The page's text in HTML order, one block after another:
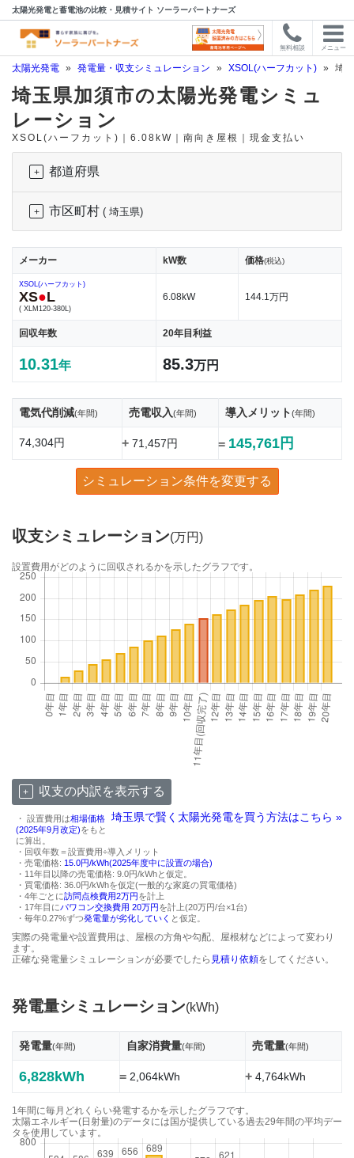
太陽光発電と蓄電池の比較・見積サイト ソーラーパートナーズ
無料相談 メニュー
太陽光発電 » 発電量・収支シミュレーション » XSOL(ハーフカット) » 埼
埼玉県加須市の太陽光発電シミュ
レーション
XSOL(ハーフカット)｜6.08kW｜南向き屋根｜現金支払い
都道府県
市区町村 ( 埼玉県)
メーカー kW数 価格(税込)
XSOL(ハーフカット)
XS●L
( XLM120-380L)
6.08kW 144.1万円
回収年数 20年目利益
10.31年 85.3万円
電気代削減(年間) 売電収入(年間) 導入メリット(年間)
74,304円 +71,457円 = 145,761円
シミュレーション条件を変更する
収支シミュレーション(万円)
設置費用がどのように回収されるかを示したグラフです。
収支の内訳を表示する
埼玉県で賢く太陽光発電を買う方法はこちら »
・ 設置費用は相場価格
(2025年9月改定)をもと
に算出。
・回収年数＝設置費用÷導入メリット
・売電価格: 15.0円/kWh(2025年度中に設置の場合)
・11年目以降の売電価格: 9.0円/kWhと仮定。
・買電価格: 36.0円/kWhを仮定(一般的な家庭の買電価格)
・4年ごとに訪問点検費用2万円を計上
・17年目にパワコン交換費用 20万円を計上(20万円/台×1台)
・毎年0.27%ずつ発電量が劣化していく と仮定。
実際の発電量や設置費用は、屋根の方角や勾配、屋根材などによって変わり
ます。
正確な発電量シミュレーションが必要でしたら 見積り依頼をしてください。
発電量シミュレーション(kWh)
発電量(年間) 自家消費量(年間) 売電量(年間)
6,828kWh =2,064kWh +4,764kWh
1年間に毎月どれくらい発電するかを示したグラフです。
太陽エネルギー(日射量)のデータには国が提供している過去29年間の平均デー
タを使用しています。